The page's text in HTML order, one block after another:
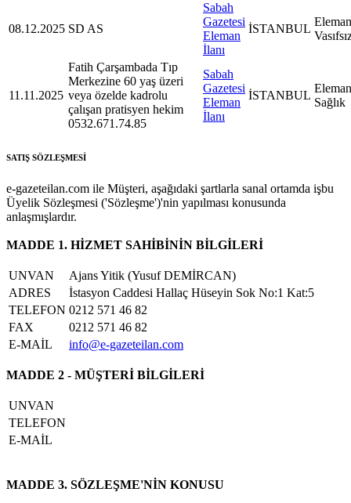
08.12.2025 SD AS
Sabah
Gazetesi
Eleman
İlanı
İSTANBUL
11.11.2025
Fatih Çarşambada Tıp
Merkezine 60 yaş üzeri
veya özelde kadrolu
çalışan pratisyen hekim
0532.671.74.85
Sabah
Gazetesi
Eleman
İlanı
İSTANBUL
Sağlık
SATIŞ SÖZLEŞMESİ
e-gazeteilan.com ile Müşteri, aşağıdaki şartlarla sanal ortamda işbu
Üyelik Sözleşmesi ('Sözleşme')'nin yapılması konusunda
anlaşmışlardır.
MADDE 1. HİZMET SAHİBİNİN BİLGİLERİ
UNVAN
Ajans Yitik (Yusuf DEMİRCAN)
ADRES
İstasyon Caddesi Hallaç Hüseyin Sok No:1 Kat:5
TELEFON 0212 571 46 82
FAX
0212 571 46 82
E-MAİL
info@e-gazeteilan.com
MADDE 2 - MÜŞTERİ BİLGİLERİ
UNVAN
TELEFON
E-MAİL
MADDE 3. SÖZLEŞME'NİN KONUSU